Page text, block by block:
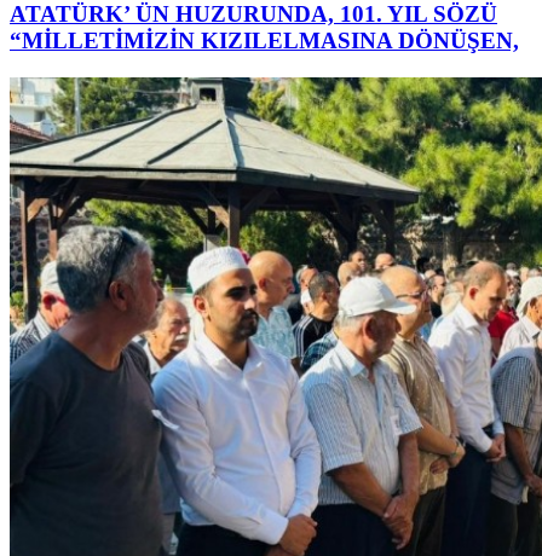
ATATÜRK’ ÜN HUZURUNDA, 101. YIL SÖZÜ
“MİLLETİMİZİN KIZILELMASINA DÖNÜŞEN,